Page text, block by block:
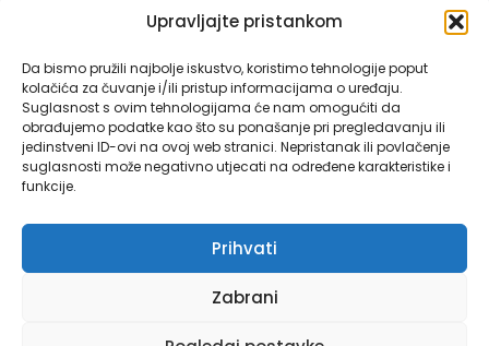
Upravljajte pristankom
Da bismo pružili najbolje iskustvo, koristimo tehnologije poput
kolačića za čuvanje i/ili pristup informacijama o uređaju.
Suglasnost s ovim tehnologijama će nam omogućiti da
obrađujemo podatke kao što su ponašanje pri pregledavanju ili
jedinstveni ID-ovi na ovoj web stranici. Nepristanak ili povlačenje
suglasnosti može negativno utjecati na određene karakteristike i
funkcije.
Prihvati
Zabrani
+385 51 770 710
Email
info@megabooker.hr
WhatsApp / Viber